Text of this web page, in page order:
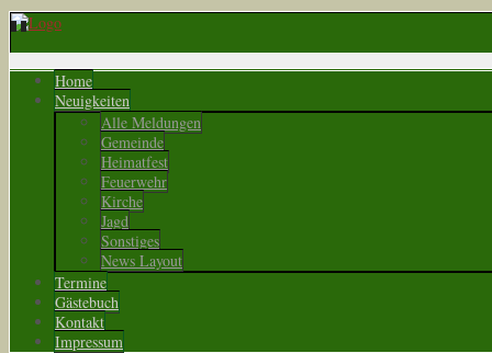
Home
Neuigkeiten
Alle Meldungen
Gemeinde
Heimatfest
Feuerwehr
Kirche
Jagd
Sonstiges
News Layout
Termine
Gästebuch
Kontakt
Impressum